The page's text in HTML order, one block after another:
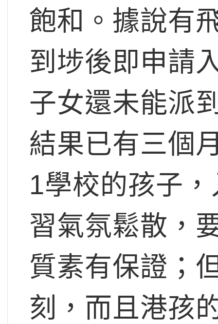
飽和。據說有
到埗後即申請
子女還未能派
結果已有三個
1學校的孩子
習氣氛鬆散，
質素有保證；
刻，而且港孩